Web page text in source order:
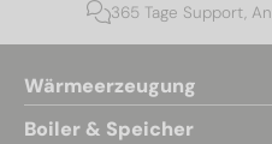
365 Tage Support,
Wärmeerzeugung
Boiler & Speicher